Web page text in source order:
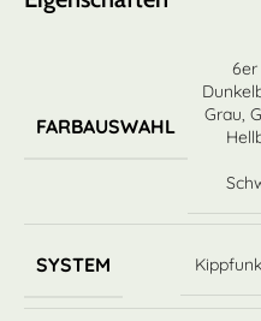
FARBAUSWAHL
6er
Grau,
SYSTEM